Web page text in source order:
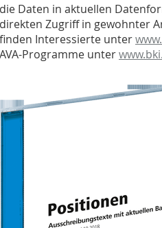
die Daten in aktuellen
direkten Zugriff in gewohnter
finden Interessierte unter
AVA-Programme unter